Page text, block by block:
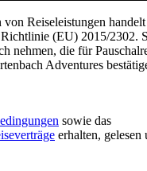
Reiseleistungen handelt
(EU) 2015/2302.
nehmen, die für
Adventures
sowie das
erhalten, gelesen